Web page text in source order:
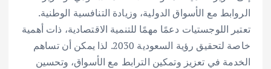
الروابط مع الأسواق الدولية، وزيادة التنافسية الوطنية.
تعتبر اللوجستيات دعمًا مهمًا للتنمية الاقتصادية، ذات أهمية
خاصة لتحقيق رؤية السعودية 2030. لذا يمكن أن تساهم
الخدمة في تعزيز وتمكين الترابط مع الأسواق، وتحسين